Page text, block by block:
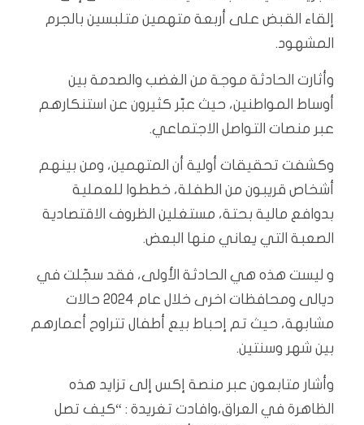
إلقاء القبض على أربعة متهمين متلبسين بالجرم
المشهود.
وأثارت الحادثة موجة من الغضب والصدمة بين
أوساط المواطنين، حيث عبّر كثيرون عن استنكارهم
عبر منصات التواصل الاجتماعي.
وكشفت تحقيقات أولية أن المتهمين، ومن بينهم
أشخاص قريبون من الطفلة، خططوا للعملية
بدوافع مالية بحتة، مستغلين الظروف الاقتصادية
الصعبة التي يعاني منها البعض.
و ليست هذه هي الحادثة الأولى، فقد سجّلت في
ديالى ومحافظات اخرى خلال عام 2024 حالات
مشابهة، حيث تم إحباط بيع أطفال تتراوح أعمارهم
بين شهر وسنتين.
وأشار متابعون عبر منصة إكس إلى تزايد هذه
الظاهرة في العراق،وافادت تغريدة : “كيف تصل